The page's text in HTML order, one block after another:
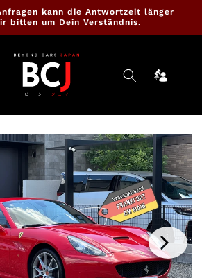
kann die Antwortzeit länger
bitten um Dein Verständnis.
Cartrade